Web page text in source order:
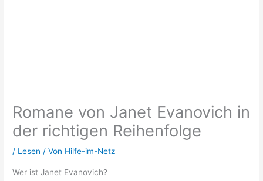
Romane von Janet Evanovich in
der richtigen Reihenfolge
/ Lesen / Von Hilfe-im-Netz
Wer ist Janet Evanovich?